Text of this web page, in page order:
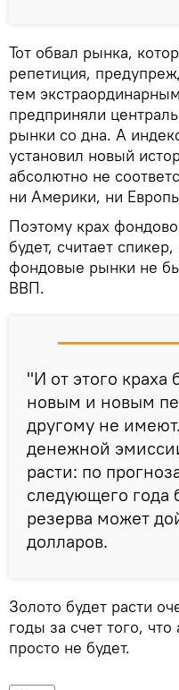
Тот обвал рынка,
репетиция,
тем
предприняли
рынки со дна. А
установил новый
абсолютно не
ни Америки, ни
Поэтому крах
будет, считает
фондовые рынки не
ВВП.
"И от этого краха
новым и новым
другому не
денежной
расти: по
следующего года
резерва может
долларов.
Золото будет расти
годы за счет того,
просто не будет.